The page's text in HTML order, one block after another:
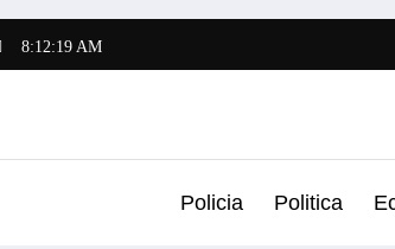
8:12:20 AM
Policia Politica